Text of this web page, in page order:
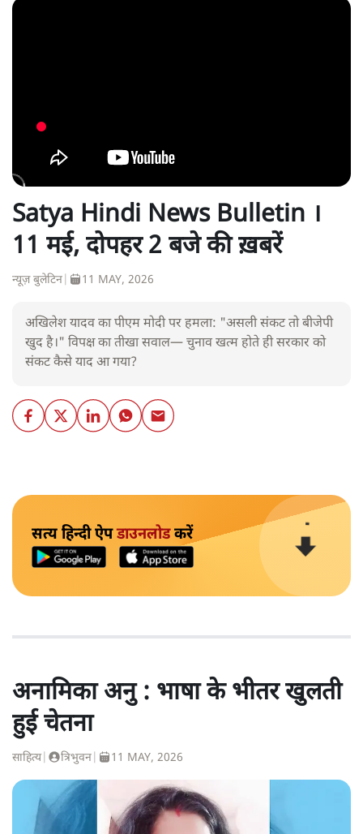
Satya Hindi News Bulletin ।
11 मई, दोपहर 2 बजे की ख़बरें
न्यूज़ बुलेटिन 11 MAY, 2026
अखिलेश यादव का पीएम मोदी पर हमला: "असली संकट तो बीजेपी
खुद है।" विपक्ष का तीखा सवाल— चुनाव खत्म होते ही सरकार को
संकट कैसे याद आ गया?
सत्य हिन्दी ऐपडाउनलोडकरें
अनामिका अनु : भाषा के भीतर खुलती
हुई चेतना
साहित्य| त्रिभुवन 11 MAY, 2026